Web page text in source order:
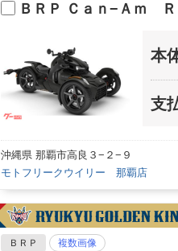
ＢＲＰ Ｃａｎ−Ａｍ
本
支
沖縄県 那覇市高良３−２−９
モトフリークウイリー 那覇店
ＢＲＰ 複数画像